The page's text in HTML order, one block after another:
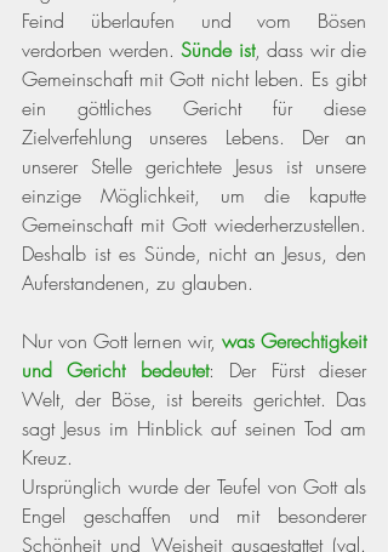
Feind überlaufen und vom Bösen
verdorben werden. Sünde ist, dass wir die
Gemeinschaft mit Gott nicht leben. Es gibt
ein göttliches Gericht für diese
Zielverfehlung unseres Lebens. Der an
unserer Stelle gerichtete Jesus ist unsere
einzige Möglichkeit, um die kaputte
Gemeinschaft mit Gott wiederherzustellen.
Deshalb ist es Sünde, nicht an Jesus, den
Auferstandenen, zu glauben.
Nur von Gott lernen wir, was Gerechtigkeit
und Gericht bedeutet: Der Fürst dieser
Welt, der Böse, ist bereits gerichtet. Das
sagt Jesus im Hinblick auf seinen Tod am
Kreuz.
Ursprünglich wurde der Teufel von Gott als
Engel geschaffen und mit besonderer
Schönheit und Weisheit ausgestattet (vgl.